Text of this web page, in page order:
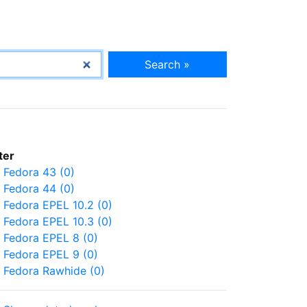
Search »
Fedora 43 (0)
Fedora 44 (0)
Fedora EPEL 10.2 (0)
Fedora EPEL 10.3 (0)
Fedora EPEL 8 (0)
Fedora EPEL 9 (0)
Fedora Rawhide (0)